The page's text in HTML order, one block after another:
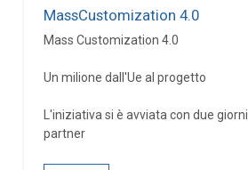
MassCustomization 4.0
Mass Customization 4.0
Un milione dall'Ue al progetto
L'iniziativa si è avviata con due
partner